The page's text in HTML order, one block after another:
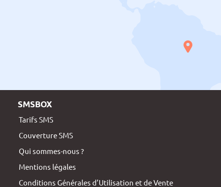
SMSBOX
Tarifs SMS
Couverture SMS
Qui sommes-nous ?
Mentions légales
Conditions Générales d’Utilisation et de Vente